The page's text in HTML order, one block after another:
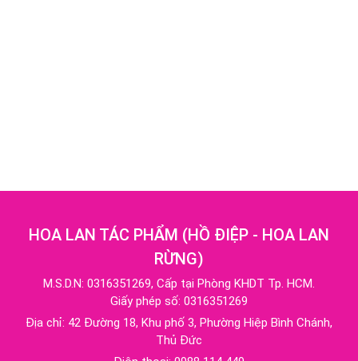
HOA LAN TÁC PHẨM (HỒ ĐIỆP - HOA LAN
RỪNG)
M.S.D.N: 0316351269, Cấp tại Phòng KHDT Tp. HCM.
Giấy phép số: 0316351269
Địa chỉ: 42 Đường 18, Khu phố 3, Phường Hiệp Bình Chánh,
Thủ Đức